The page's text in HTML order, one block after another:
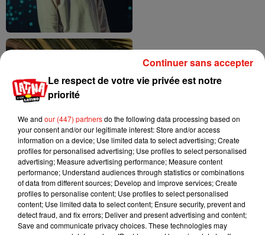
28 juillet 2026
Karol G frappe fort avec
Buenalypso dévoile «
Le respect de votre vie privée est notre
priorité
We and our (447) partnersdo the following data processing based on
your consent and/or our legitimate interest: Store and/or access
information on a device; Use limited data to select advertising; Create
profiles for personalised advertising; Use profiles to select personalised
advertising; Measure advertising performance; Measure content
performance; Understand audiences through statistics or combinations
of data from different sources; Develop and improve services; Create
profiles to personalise content; Use profiles to select personalised
content; Use limited data to select content; Ensure security, prevent and
detect fraud, and fix errors; Deliver and present advertising and content;
Save and communicate privacy choices. These technologies may
Continuer sans accepter